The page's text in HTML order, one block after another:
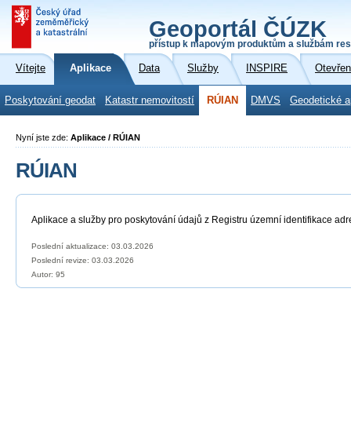
Geoportál ČÚZK
přístup k mapovým produktům a službám
Vítejte Aplikace Data Služby INSPIRE
Poskytování geodat Katastr nemovitostí RÚIAN DMVS Geodetické
Nyní jste zde: Aplikace / RÚIAN
RÚIAN
Aplikace a služby pro poskytování údajů z Registru územní identifikace
Poslední aktualizace: 03.03.2026
Poslední revize: 03.03.2026
Autor: 95